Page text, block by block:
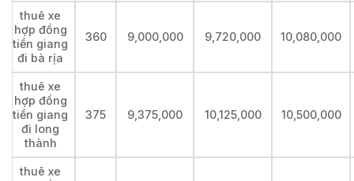
thuê xe
hợp đồng
tiền giang
đi bà rịa
360 9,000,000 9,720,000 10,080,000
thuê xe
hợp đồng
tiền giang
đi long
thành
375 9,375,000 10,125,000 10,500,000
thuê xe